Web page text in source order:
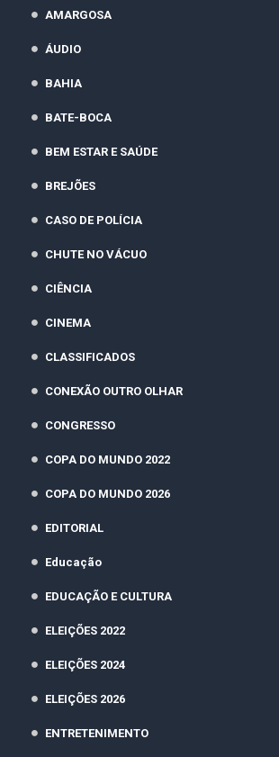
AMARGOSA
ÁUDIO
BAHIA
BATE-BOCA
BEM ESTAR E SAÚDE
BREJÕES
CASO DE POLÍCIA
CHUTE NO VÁCUO
CIÊNCIA
CINEMA
CLASSIFICADOS
CONEXÃO OUTRO OLHAR
CONGRESSO
COPA DO MUNDO 2022
COPA DO MUNDO 2026
EDITORIAL
Educação
EDUCAÇÃO E CULTURA
ELEIÇÕES 2022
ELEIÇÕES 2024
ELEIÇÕES 2026
ENTRETENIMENTO